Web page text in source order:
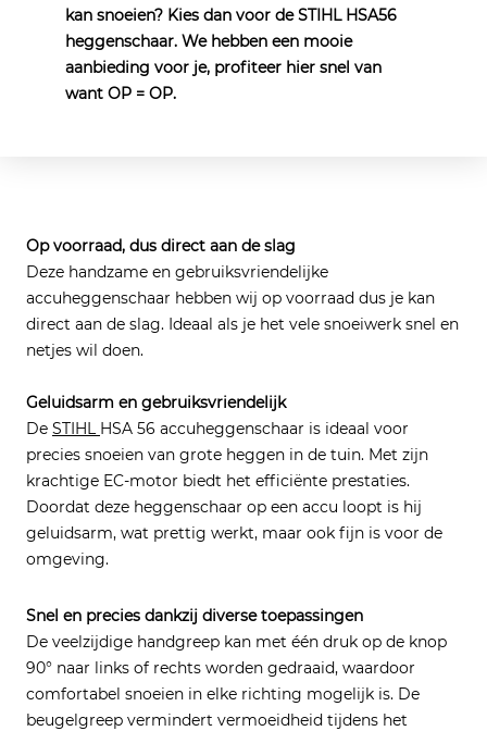
kan snoeien? Kies dan voor de STIHL HSA56
heggenschaar. We hebben een mooie
aanbieding voor je, profiteer hier snel van
want OP = OP.
Op voorraad, dus direct aan de slag
Deze handzame en gebruiksvriendelijke
accuheggenschaar hebben wij op voorraad dus je kan
direct aan de slag. Ideaal als je het vele snoeiwerk snel en
netjes wil doen.
Geluidsarm en gebruiksvriendelijk
De STIHL HSA 56 accuheggenschaar is ideaal voor
precies snoeien van grote heggen in de tuin. Met zijn
krachtige EC-motor biedt het efficiënte prestaties.
Doordat deze heggenschaar op een accu loopt is hij
geluidsarm, wat prettig werkt, maar ook fijn is voor de
omgeving.
Snel en precies dankzij diverse toepassingen
De veelzijdige handgreep kan met één druk op de knop
90° naar links of rechts worden gedraaid, waardoor
comfortabel snoeien in elke richting mogelijk is. De
beugelgreep vermindert vermoeidheid tijdens het